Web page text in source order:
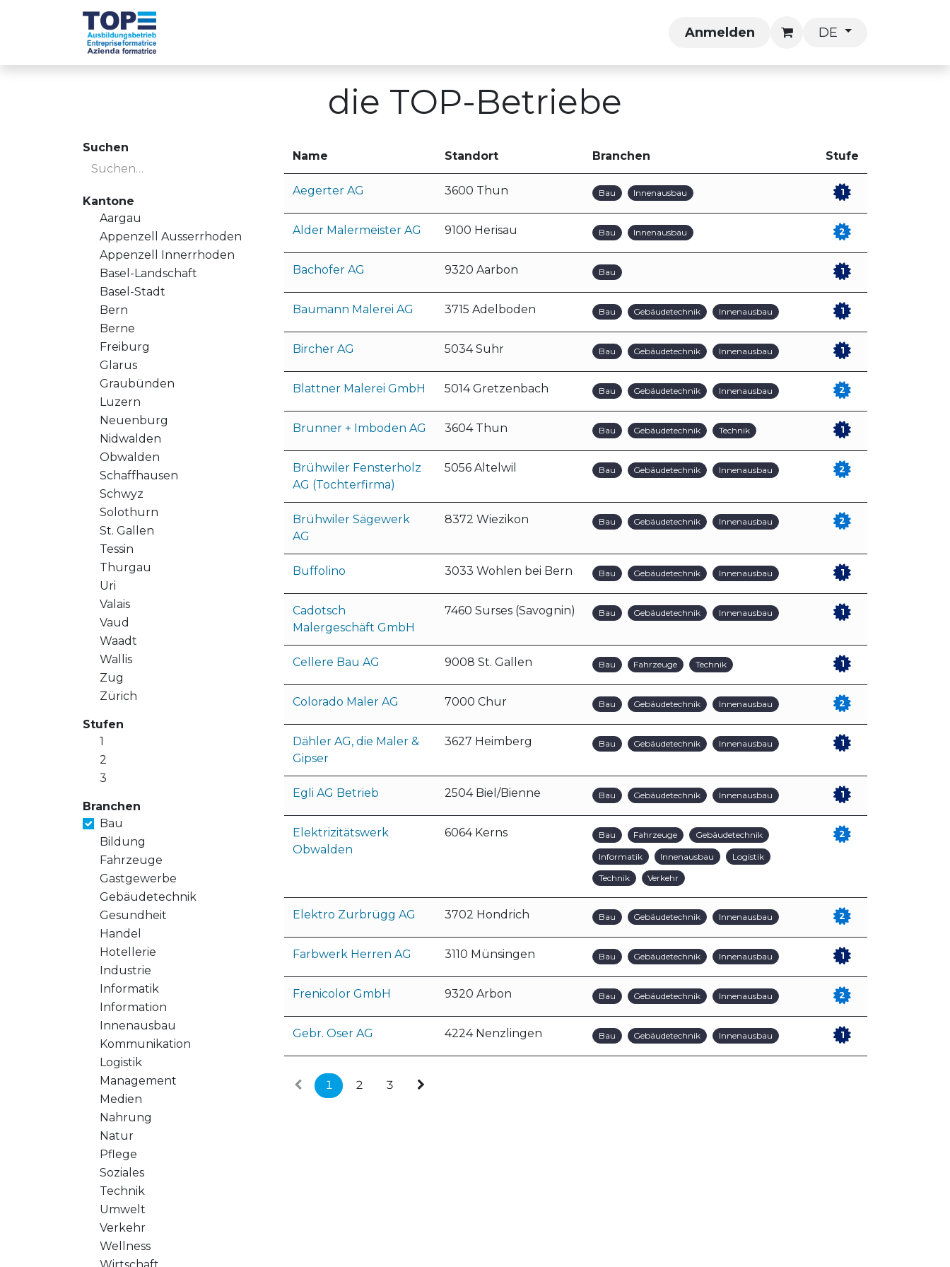
Anmelden DE
die TOP-Betriebe
Suchen
Kantone
Aargau
Appenzell Ausserrhoden
Appenzell Innerrhoden
Basel-Landschaft
Basel-Stadt
Bern
Berne
Freiburg
Glarus
Graubünden
Luzern
Neuenburg
Nidwalden
Obwalden
Schaffhausen
Schwyz
Solothurn
St. Gallen
Tessin
Thurgau
Uri
Valais
Vaud
Waadt
Wallis
Zug
Zürich
Stufen
1
2
3
Branchen
Bau
Bildung
Fahrzeuge
Gastgewerbe
Gebäudetechnik
Gesundheit
Handel
Hotellerie
Industrie
Informatik
Information
Innenausbau
Kommunikation
Logistik
Management
Medien
Nahrung
Natur
Pflege
Soziales
Technik
Umwelt
Verkehr
Wellness
Name Standort Branchen Stufe
Aegerter AG 3600 Thun Bau Innenausbau 1
Alder Malermeister AG 9100 Herisau Bau Innenausbau 2
Bachofer AG 9320 Aarbon Bau 1
Baumann Malerei AG 3715 Adelboden Bau Gebäudetechnik Innenausbau 1
Bircher AG 5034 Suhr Bau Gebäudetechnik Innenausbau 1
Blattner Malerei GmbH 5014 Gretzenbach Bau Gebäudetechnik Innenausbau 2
Brunner + Imboden AG 3604 Thun Bau Gebäudetechnik Technik 1
Brühwiler Fensterholz
AG (Tochterfirma)
5056 Altelwil Bau Gebäudetechnik Innenausbau 2
Brühwiler Sägewerk
AG
8372 Wiezikon Bau Gebäudetechnik Innenausbau 2
Buffolino 3033 Wohlen bei Bern Bau Gebäudetechnik Innenausbau 1
Cadotsch
Malergeschäft GmbH
7460 Surses (Savognin) Bau Gebäudetechnik Innenausbau 1
Cellere Bau AG 9008 St. Gallen Bau Fahrzeuge Technik 1
Colorado Maler AG 7000 Chur Bau Gebäudetechnik Innenausbau 2
Dähler AG, die Maler &
Gipser
3627 Heimberg Bau Gebäudetechnik Innenausbau 1
Egli AG Betrieb 2504 Biel/Bienne Bau Gebäudetechnik Innenausbau 1
Elektrizitätswerk
Obwalden
6064 Kerns Bau Fahrzeuge Gebäudetechnik
Informatik Innenausbau Logistik
Technik Verkehr
2
Elektro Zurbrügg AG 3702 Hondrich Bau Gebäudetechnik Innenausbau 2
Farbwerk Herren AG 3110 Münsingen Bau Gebäudetechnik Innenausbau 1
Frenicolor GmbH 9320 Arbon Bau Gebäudetechnik Innenausbau 2
Gebr. Oser AG 4224 Nenzlingen Bau Gebäudetechnik Innenausbau 1
1 2 3